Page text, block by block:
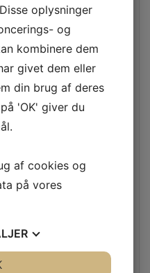
oplysninger
og
kombinere dem
givet dem eller
din brug af deres
'OK' giver du
af cookies og
på vores